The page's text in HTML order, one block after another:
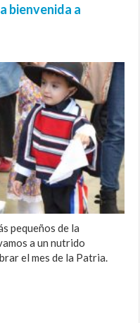
bienvenida a
pequeños de la
a un nutrido
el mes de la Patria.